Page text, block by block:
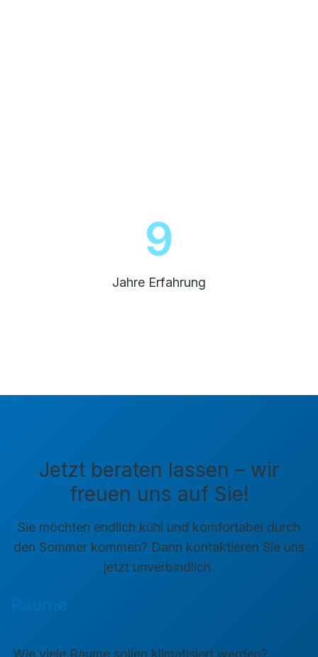
10
Jahre Erfahrung
Jetzt beraten lassen – wir
freuen uns auf Sie!
Sie möchten endlich kühl und komfortabel durch
den Sommer kommen? Dann kontaktieren Sie uns
jetzt unverbindlich.